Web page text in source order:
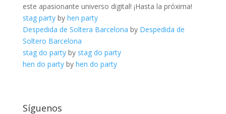
este apasionante ‌universo digital! ¡Hasta la próxima!
stag partyby hen party
Despedida de Soltera Barcelona by Despedida de
Soltero Barcelona
stag do partyby stag do party
hen do partyby hen do party
Síguenos